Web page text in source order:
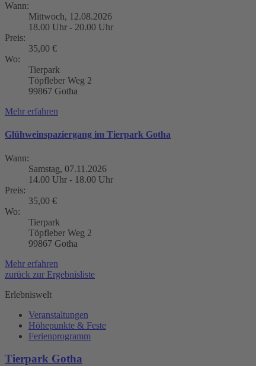
Wann:
Mittwoch, 12.08.2026
18.00 Uhr - 20.00 Uhr
Preis:
35,00 €
Wo:
Tierpark
Töpfleber Weg 2
99867 Gotha
Mehr erfahren
Glühweinspaziergang im Tierpark Gotha
Wann:
Samstag, 07.11.2026
14.00 Uhr - 18.00 Uhr
Preis:
35,00 €
Wo:
Tierpark
Töpfleber Weg 2
99867 Gotha
Mehr erfahren
zurück zur Ergebnisliste
Erlebniswelt
Veranstaltungen
Höhepunkte & Feste
Ferienprogramm
Tierpark Gotha